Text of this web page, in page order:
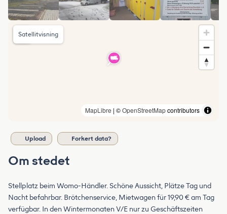
MapLibre | ©OpenStreetMapcontributors
Satellitvisning
Upload Forkert data?
Om stedet
Stellplatz beim Womo-Händler. Schöne Aussicht, Plätze Tag und
Nacht befahrbar. Brötchenservice, Mietwagen für 19,90 € am Tag
verfügbar. In den Wintermonaten V/E nur zu Geschäftszeiten